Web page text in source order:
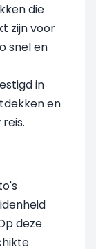
die
zijn voor
snel en
in
en
deze